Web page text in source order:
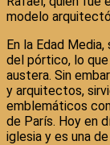
modelo
En la Edad
del pórtico, lo
austera. Sin
y arquitectos,
emblemáticos
de París. Hoy en
iglesia y es una